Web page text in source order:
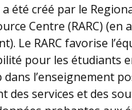
a été créé par le
Centre (RARC) (en
Le RARC favorise
pour les étudiants
dans l’enseignement
des services et des